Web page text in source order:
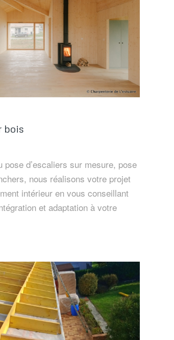
bois
pose d’escaliers sur mesure, pose
nous réalisons votre projet
intérieur en vous conseillant
et adaptation à votre